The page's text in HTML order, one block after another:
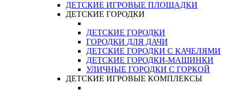
ДЕТСКИЕ ИГРОВЫЕ ПЛОЩАДКИ
ДЕТСКИЕ ГОРОДКИ
ДЕТСКИЕ ГОРОДКИ
ГОРОДКИ ДЛЯ ДАЧИ
ДЕТСКИЕ ГОРОДКИ С КАЧЕЛЯМИ
ДЕТСКИЕ ГОРОДКИ-МАШИНКИ
УЛИЧНЫЕ ГОРОДКИ С ГОРКОЙ
ДЕТСКИЕ ИГРОВЫЕ КОМПЛЕКСЫ